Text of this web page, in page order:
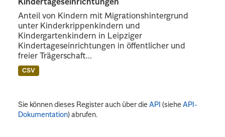
Kindertageseinrichtungen
Anteil von Kindern mit Migrationshintergrund
unter Kinderkrippenkindern und
Kindergartenkindern in Leipziger
Kindertageseinrichtungen in öffentlicher und
freier Trägerschaft...
CSV
Sie können dieses Register auch über dieAPI (sieheAPI-
Dokumentation) abrufen.